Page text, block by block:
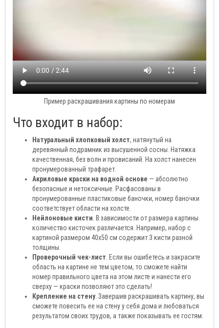
Пример раскрашивания картины по номерам
Что входит в набор:
Натуральный хлопковый холст, натянутый на
деревянный подрамник из высушенной сосны. Натяжка
качественная, без волн и провисаний. На холст нанесен
пронумерованный трафарет.
Акриловые краски на водной основе — абсолютно
безопасные и нетоксичные. Расфасованы в
пронумерованные пластиковые баночки, номер баночки
соответствует области на холсте.
Нейлоновые кисти. В зависимости от размера картины
количество кисточек различается. Например, набор с
картиной размером 40х50 см содержит 3 кисти разной
толщины.
Проверочный чек-лист. Если вы ошибетесь и закрасите
область на картине не тем цветом, то сможете найти
номер правильного цвета на этом листе и нанести его
сверху — краски позволяют это сделать!
Крепление на стену. Завершив раскрашивать картину, вы
сможете повесить ее на стену у себя дома и любоваться
результатом своих трудов, а также показывать ее гостям.